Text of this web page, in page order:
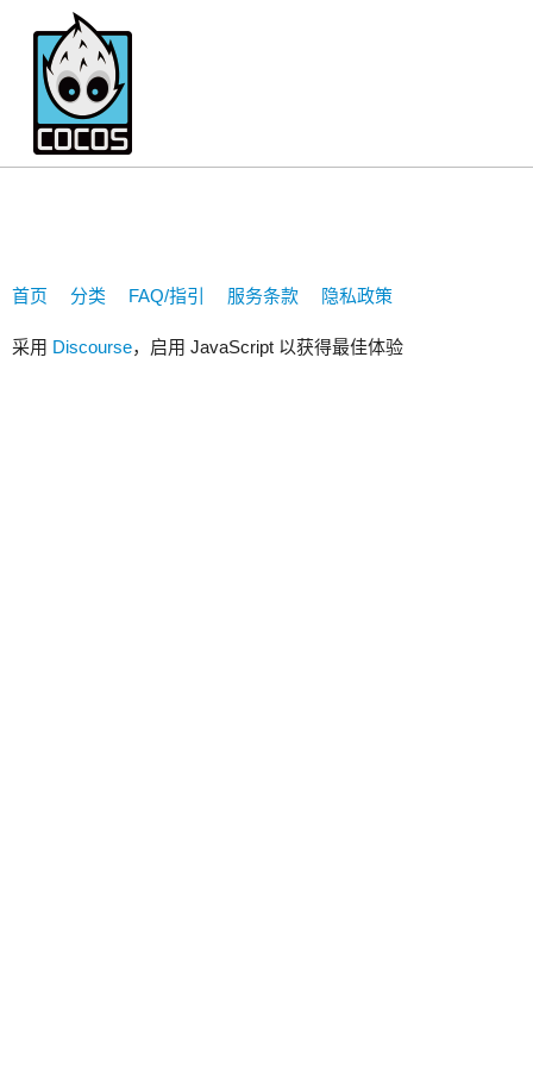
1985zero
首页 分类 FAQ/指引 服务条款 隐私政策
采用 Discourse，启用 JavaScript 以获得最佳体验